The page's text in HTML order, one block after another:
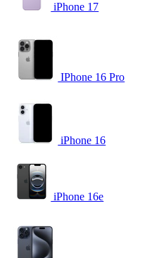
iPhone 17
IPhone 16 Pro
iPhone 16
iPhone 16e